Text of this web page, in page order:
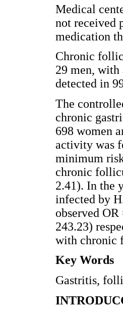
Medical
not received
medication
Chronic
29 men, with
detected in
The
chronic
698 women
activity was
minimum
chronic
2.41). In the
infected by
observed
243.23)
with chronic
Key Words
Gastritis,